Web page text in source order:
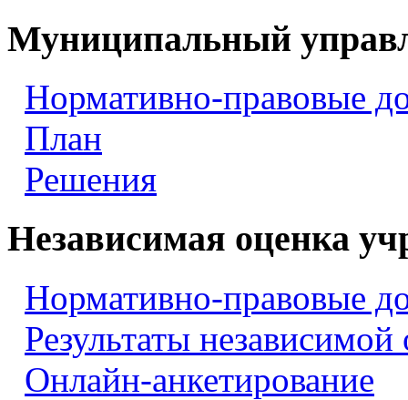
Муниципальный
Нормативно-правовые
План
Решения
Независимая оценка
Нормативно-правовые
Результаты независимой
Онлайн-анкетирование